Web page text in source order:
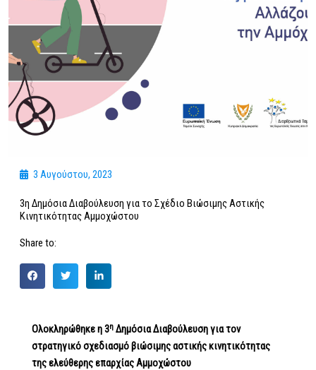
3 Αυγούστου, 2023
3η Δημόσια Διαβούλευση για το Σχέδιο Βιώσιμης Αστικής
Κινητικότητας Αμμοχώστου
Share to:
Ολοκληρώθηκε η 3η Δημόσια Διαβούλευση για τον
στρατηγικό σχεδιασμό βιώσιμης αστικής κινητικότητας
της ελεύθερης επαρχίας Αμμοχώστου